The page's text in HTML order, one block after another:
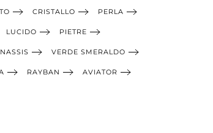
CRISTALLO PERLA
LUCIDO PIETRE
VERDE SMERALDO
RAYBAN AVIATOR